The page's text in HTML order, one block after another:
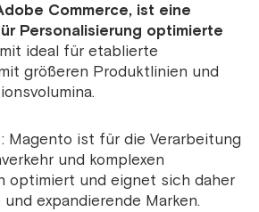
Commerce, ist eine
Personalisierung optimierte
ideal für etablierte
größeren Produktlinien und
: Magento ist für die Verarbeitung
und komplexen
optimiert und eignet sich daher
expandierende Marken.